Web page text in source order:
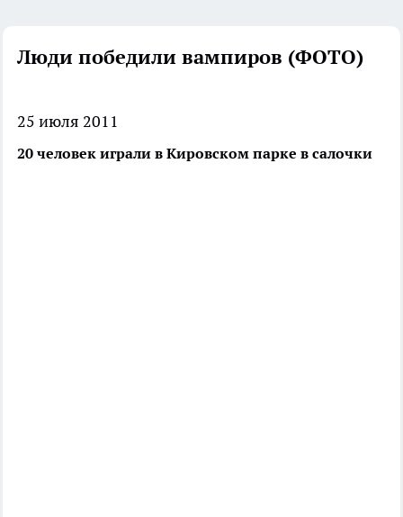
Люди победили вампиров (ФОТО)
25 июля 2011
20 человек играли в Кировском парке в салочки